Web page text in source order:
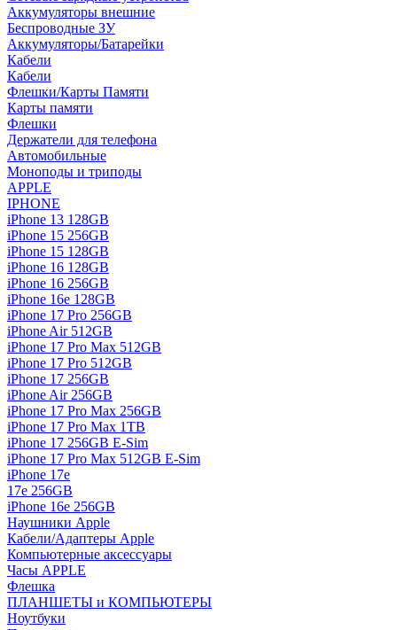
Аккумуляторы внешние
Беспроводные ЗУ
Аккумуляторы/Батарейки
Кабели
Кабели
Флешки/Карты Памяти
Карты памяти
Флешки
Держатели для телефона
Автомобильные
Моноподы и триподы
APPLE
IPHONE
iPhone 13 128GB
iPhone 15 256GB
iPhone 15 128GB
iPhone 16 128GB
iPhone 16 256GB
iPhone 16e 128GB
iPhone 17 Pro 256GB
iPhone Air 512GB
iPhone 17 Pro Max 512GB
iPhone 17 Pro 512GB
iPhone 17 256GB
iPhone Air 256GB
iPhone 17 Pro Max 256GB
iPhone 17 Pro Max 1TB
iPhone 17 256GB E-Sim
iPhone 17 Pro Max 512GB E-Sim
iPhone 17e
17e 256GB
iPhone 16e 256GB
Наушники Apple
Кабели/Адаптеры Apple
Компьютерные аксессуары
Часы APPLE
Флешка
ПЛАНШЕТЫ и КОМПЬЮТЕРЫ
Ноутбуки